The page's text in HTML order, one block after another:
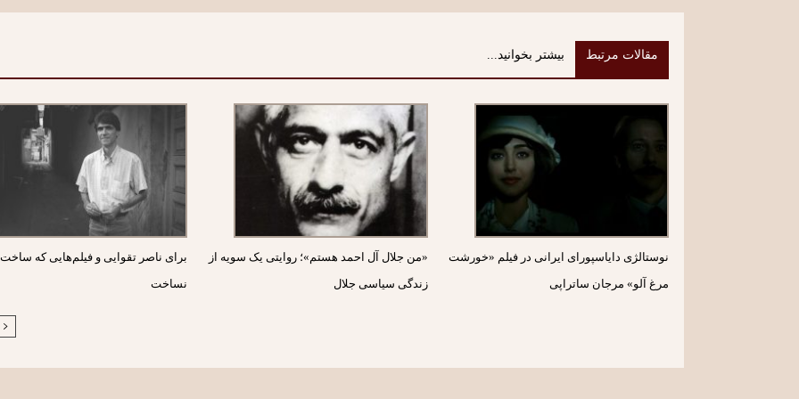
مقالات مرتبط بیشتر بخوانید...
نوستالژی دایاسپورای ایرانی در فیلم «خورشت
مرغ آلو» مرجان ساتراپی
«من جلال آل احمد هستم»؛ روایتی یک سویه از
زندگی سیاسی جلال
برای ناصر تقوایی و فیلم‌هایی که
نساخت